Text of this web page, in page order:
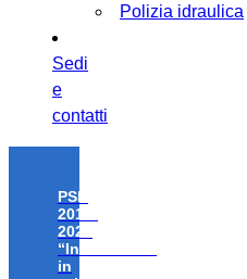
Polizia idraulica
Sedi
e
contatti
PSR
2014-
2020
“Investimenti
in